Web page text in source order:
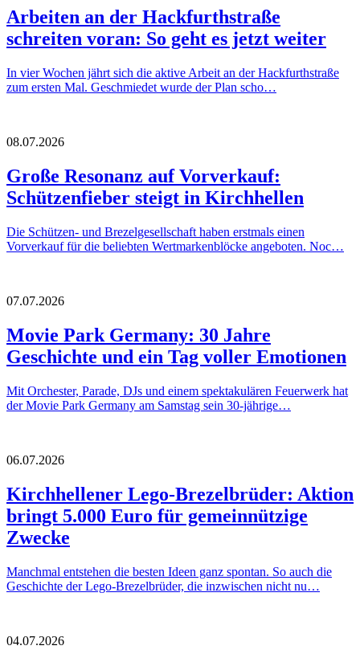
Arbeiten an der Hackfurthstraße
schreiten voran: So geht es jetzt weiter
In vier Wochen jährt sich die aktive Arbeit an der Hackfurthstraße
zum ersten Mal. Geschmiedet wurde der Plan scho…
08.07.2026
Große Resonanz auf Vorverkauf:
Schützenfieber steigt in Kirchhellen
Die Schützen- und Brezelgesellschaft haben erstmals einen
Vorverkauf für die beliebten Wertmarkenblöcke angeboten. Noc…
07.07.2026
Movie Park Germany: 30 Jahre
Geschichte und ein Tag voller Emotionen
Mit Orchester, Parade, DJs und einem spektakulären Feuerwerk hat
der Movie Park Germany am Samstag sein 30-jährige…
06.07.2026
Kirchhellener Lego-Brezelbrüder: Aktion
bringt 5.000 Euro für gemeinnützige
Zwecke
Manchmal entstehen die besten Ideen ganz spontan. So auch die
Geschichte der Lego-Brezelbrüder, die inzwischen nicht nu…
04.07.2026